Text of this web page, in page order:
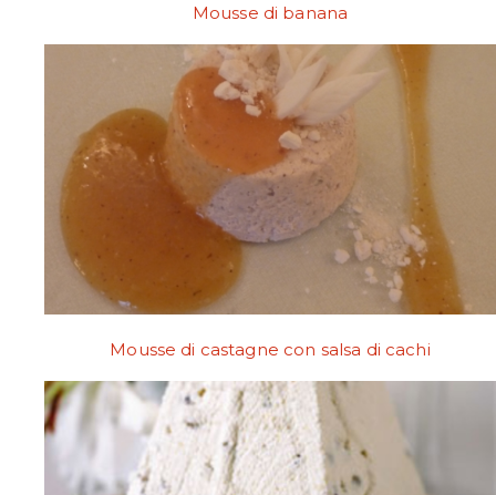
Mousse di banana
Mousse di castagne con salsa di cachi